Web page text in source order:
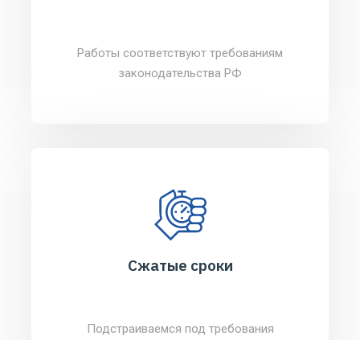
Работы соответствуют требованиям
законодательства РФ
Сжатые сроки
Подстраиваемся под требования